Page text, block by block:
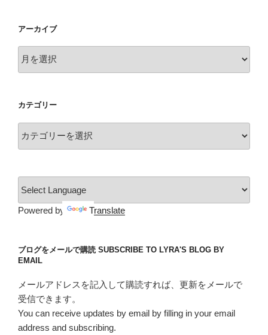
アーカイブ
ー
ブ
カテゴリー
テ
ー
Powered by Translate
ブログをメールで購読 SUBSCRIBE TO LYRA'S BLOG BY
EMAIL
メールアドレスを記入して購読すれば、更新をメールで
受信できます。
You can receive updates by email by filling in your email
address and subscribing.